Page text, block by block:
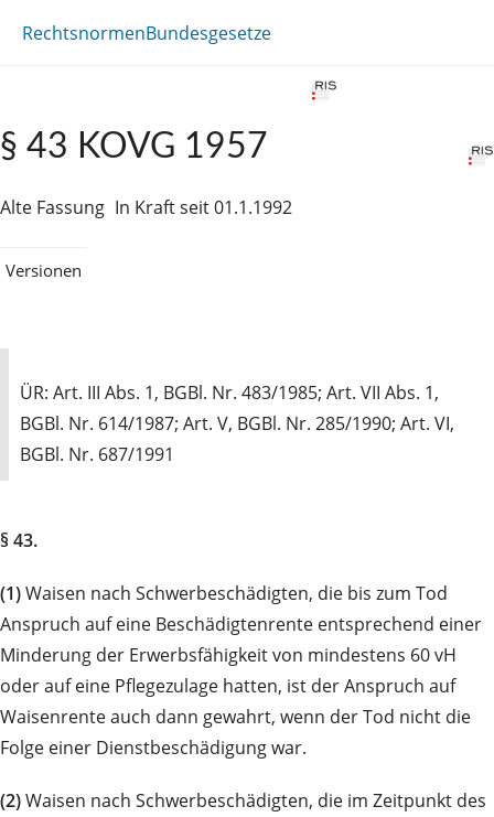
RechtsnormenBundesgesetze
§ 43 KOVG 1957
Alte Fassung In Kraft seit 01.1.1992
Versionen
ÜR: Art. III Abs. 1, BGBl. Nr. 483/1985; Art. VII Abs. 1,
BGBl. Nr. 614/1987; Art. V, BGBl. Nr. 285/1990; Art. VI,
BGBl. Nr. 687/1991
§ 43.
(1)Waisen nach Schwerbeschädigten, die bis zum Tod
Anspruch auf eine Beschädigtenrente entsprechend einer
Minderung der Erwerbsfähigkeit von mindestens 60 vH
oder auf eine Pflegezulage hatten, ist der Anspruch auf
Waisenrente auch dann gewahrt, wenn der Tod nicht die
Folge einer Dienstbeschädigung war.
(2)Waisen nach Schwerbeschädigten, die im Zeitpunkt des